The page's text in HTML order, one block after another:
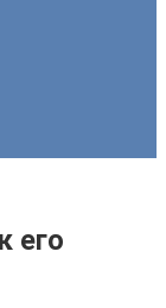
его